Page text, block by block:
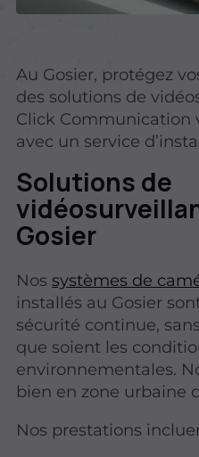
Au Gosier, protégez
des solutions de
Click Communication
avec un service
Solutions de
Gosier
Nossystèmes de
installés au Gosier
sécurité continue,
que soient les
environnementales.
bien en zone urbaine
Nos prestations